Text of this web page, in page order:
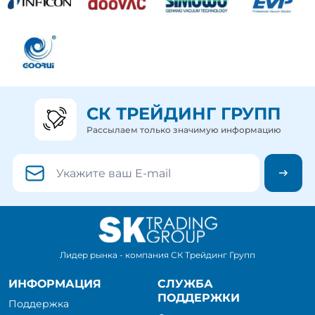
СК ТРЕЙДИНГ ГРУПП
Рассылаем только значимую информацию
Лидер рынка - компания СК Трейдинг Групп
ИНФОРМАЦИЯ
Поддержка
СЛУЖБА
ПОДДЕРЖКИ